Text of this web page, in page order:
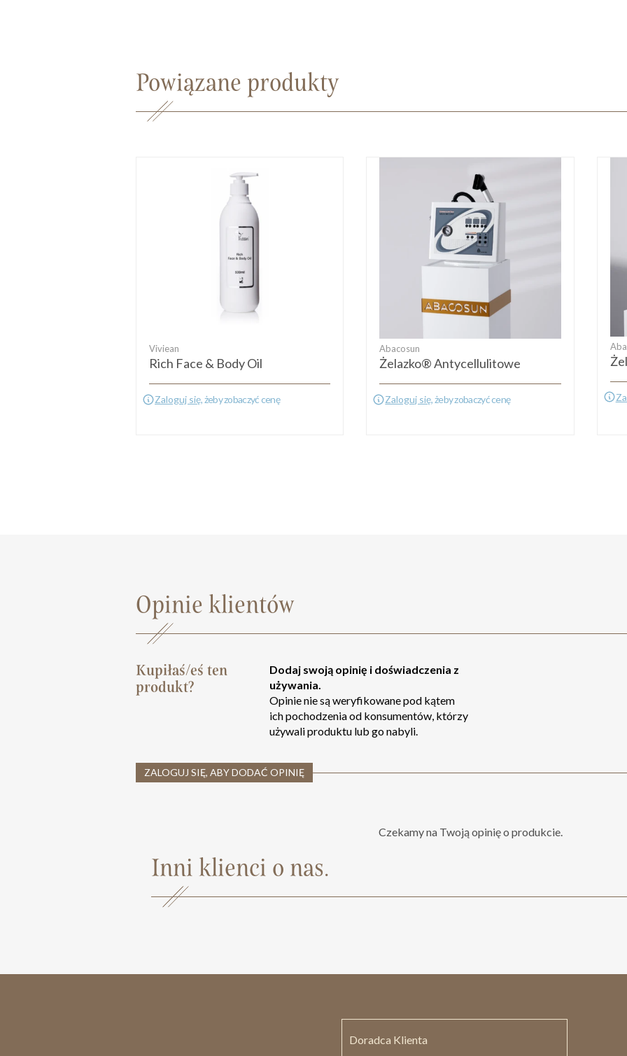
Powiązane produkty
Viviean
Rich Face & Body Oil
Zaloguj się, żeby zobaczyć cenę
Abacosun
Żelazko® Antycellulitowe
Zaloguj się, żeby zobaczyć cenę
Opinie klientów
Kupiłaś/eś ten
produkt?
Dodaj swoją opinię i doświadczenia z
używania.
Opinie nie są weryfikowane pod kątem
ich pochodzenia od konsumentów, którzy
używali produktu lub go nabyli.
ZALOGUJ SIĘ, ABY DODAĆ OPINIĘ
Czekamy na Twoją opinię o produkcie.
Inni klienci o nas.
Doradca Klienta